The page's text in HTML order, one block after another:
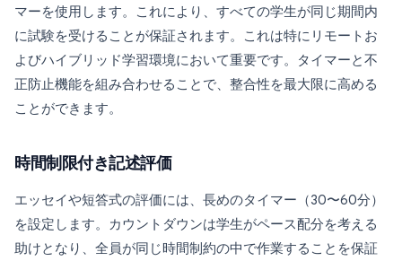
マーを使用します。これにより、すべての学生が同じ期間内
に試験を受けることが保証されます。これは特にリモートお
よびハイブリッド学習環境において重要です。タイマーと不
正防止機能を組み合わせることで、整合性を最大限に高める
ことができます。
時間制限付き記述評価
エッセイや短答式の評価には、長めのタイマー（30〜60分）
を設定します。カウントダウンは学生がペース配分を考える
助けとなり、全員が同じ時間制約の中で作業することを保証